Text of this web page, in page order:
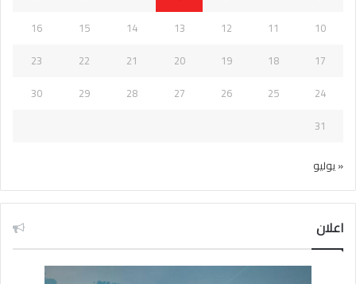
10
11
12
13
14
15
16
17
18
19
20
21
22
23
24
25
26
27
28
29
30
31
« يوليو
اعلان